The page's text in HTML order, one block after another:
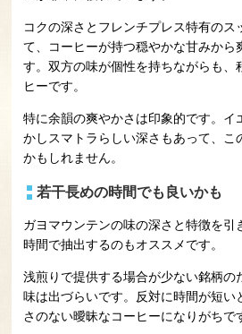
コクの深さとフレンチプレス特有のス
て、コーヒーが持つ穏やかな甘みから
す。双方の味が個性を持ちながらも、
ヒーです。
特に余韻の爽やかさは印象的です。イ
かしスマトラらしい深さもあって、こ
かもしれません。
若干長めの時間でも良いかも
ガヨマウンテンの味の深さと特徴を引
時間で抽出するのもオススメです。
浅煎りで提供する場合が少ない銘柄の
味は出づらいです。反対に時間が短い
さのない曖昧なコーヒーになりがちで